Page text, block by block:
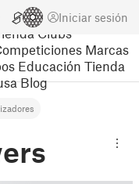
Iniciar sesión
Clubs
Marcas
Educación Tienda
Blog